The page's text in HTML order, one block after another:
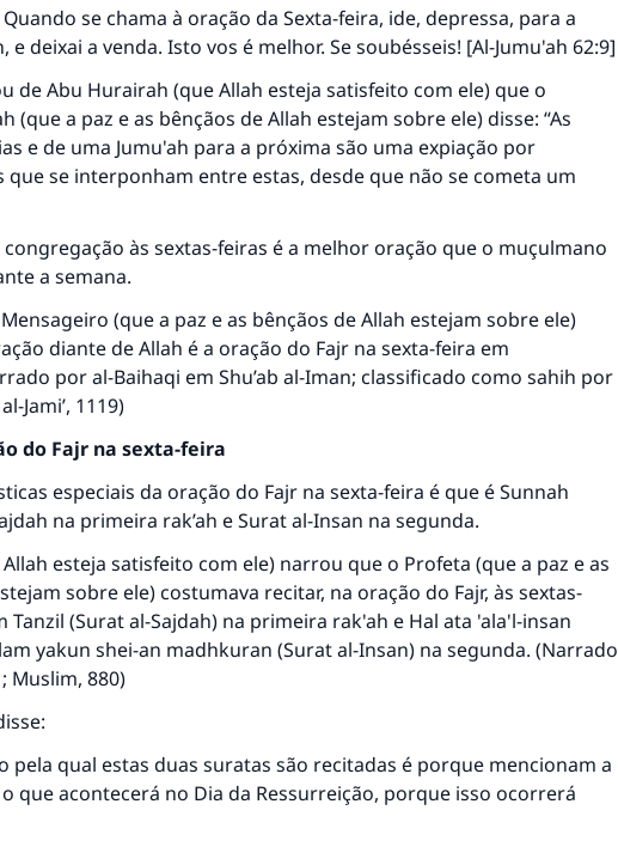
se chama à oração da Sexta-feira, ide, depressa, para a
e deixai a venda. Isto vos é melhor. Se soubésseis! [Al-Jumu'ah 62:9]
de Abu Hurairah (que Allah esteja satisfeito com ele) que o
(que a paz e as bênçãos de Allah estejam sobre ele) disse: “As
e de uma Jumu'ah para a próxima são uma expiação por
que se interponham entre estas, desde que não se cometa um
congregação às sextas-feiras é a melhor oração que o muçulmano
a semana.
(que a paz e as bênçãos de Allah estejam sobre ele)
diante de Allah é a oração do Fajr na sexta-feira em
por al-Baihaqi em Shu’ab al-Iman; classificado como sahih por
Jami’, 1119)
do Fajr na sexta-feira
especiais da oração do Fajr na sexta-feira é que é Sunnah
na primeira rak’ah e Surat al-Insan na segunda.
esteja satisfeito com ele) narrou que o Profeta (que a paz e as
sobre ele) costumava recitar, na oração do Fajr, às sextas-
Tanzil (Surat al-Sajdah) na primeira rak'ah e Hal ata 'ala'l-insan
yakun shei-an madhkuran (Surat al-Insan) na segunda. (Narrado
Muslim, 880)
pela qual estas duas suratas são recitadas é porque mencionam a
que acontecerá no Dia da Ressurreição, porque isso ocorrerá